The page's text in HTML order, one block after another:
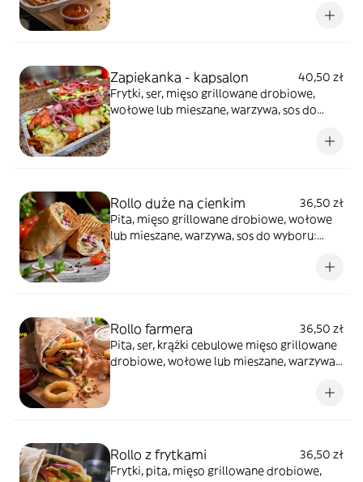
Zapiekanka - kapsalon
40,50 zł
Frytki, ser, mięso grillowane drobiowe,
wołowe lub mieszane, warzywa, sos do
Rollo duże na cienkim
36,50 zł
Pita, mięso grillowane drobiowe, wołowe
lub mieszane, warzywa, sos do wyboru:
Rollo farmera
36,50 zł
Pita, ser, krążki cebulowe mięso grillowane
drobiowe, wołowe lub mieszane, warzywa,
Rollo z frytkami
36,50 zł
Frytki, pita, mięso grillowane drobiowe,